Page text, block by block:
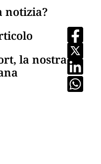
notizia?
la nostra